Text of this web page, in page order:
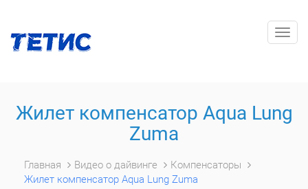
Жилет компенсатор Aqua Lung
Zuma
Главная Видео о дайвинге
Компенсаторы
Жилет компенсатор Aqua Lung Zuma